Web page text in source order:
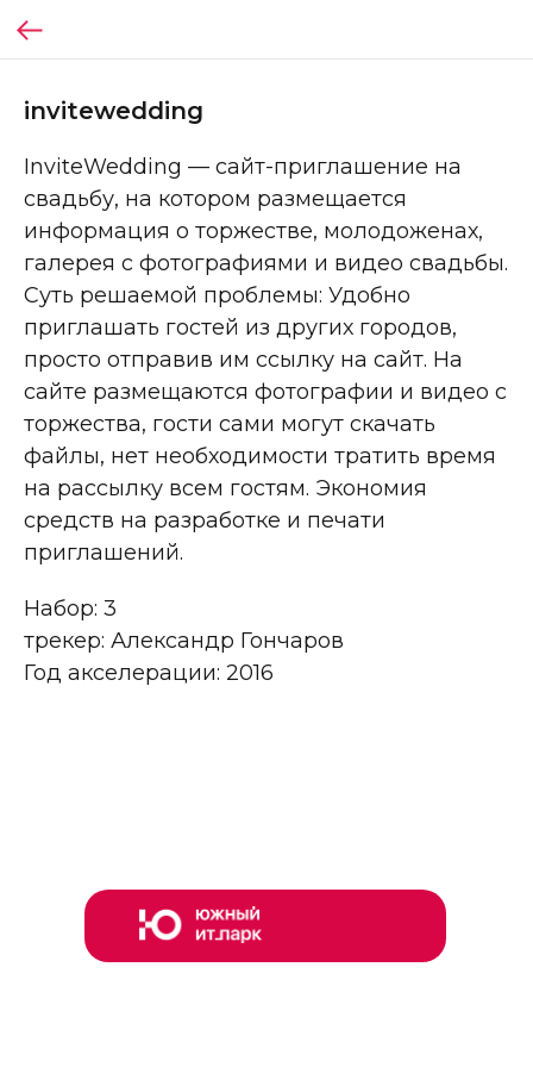
invitewedding
InviteWedding — сайт-приглашение на
свадьбу, на котором размещается
информация о торжестве, молодоженах,
галерея с фотографиями и видео свадьбы.
Суть решаемой проблемы: Удобно
приглашать гостей из других городов,
просто отправив им ссылку на сайт. На
сайте размещаются фотографии и видео с
торжества, гости сами могут скачать
файлы, нет необходимости тратить время
на рассылку всем гостям. Экономия
средств на разработке и печати
приглашений.
Набор: 3
трекер: Александр Гончаров
Год акселерации: 2016